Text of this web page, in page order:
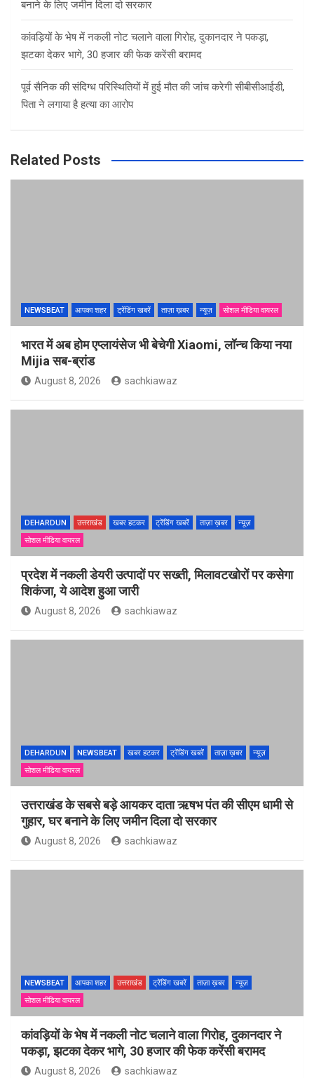
बनाने के लिए जमीन दिला दो सरकार
कांवड़ियों के भेष में नकली नोट चलाने वाला गिरोह, दुकानदार ने पकड़ा,
झटका देकर भागे, 30 हजार की फेक करेंसी बरामद
पूर्व सैनिक की संदिग्ध परिस्थितियों में हुई मौत की जांच करेगी सीबीसीआईडी,
पिता ने लगाया है हत्या का आरोप
Related Posts
NEWSBEAT आपका शहर ट्रेंडिंग खबरें ताज़ा ख़बर न्यूज़ सोशल मीडिया वायरल
भारत में अब होम एप्लायंसेज भी बेचेगी Xiaomi, लॉन्च किया नया
Mijia सब-ब्रांड
August 8, 2026 sachkiawaz
DEHARDUN उत्तराखंड खबर हटकर ट्रेंडिंग खबरें ताज़ा ख़बर
न्यूज़
सोशल मीडिया वायरल
प्रदेश में नकली डेयरी उत्पादों पर सख्ती, मिलावटखोरों पर कसेगा
शिकंजा, ये आदेश हुआ जारी
August 8, 2026 sachkiawaz
DEHARDUN NEWSBEAT खबर हटकर ट्रेंडिंग खबरें ताज़ा ख़बर
न्यूज़
सोशल मीडिया वायरल
उत्तराखंड के सबसे बड़े आयकर दाता ऋषभ पंत की सीएम धामी से
गुहार, घर बनाने के लिए जमीन दिला दो सरकार
August 8, 2026 sachkiawaz
NEWSBEAT आपका शहर उत्तराखंड ट्रेंडिंग खबरें ताज़ा ख़बर
न्यूज़
सोशल मीडिया वायरल
कांवड़ियों के भेष में नकली नोट चलाने वाला गिरोह, दुकानदार ने
पकड़ा, झटका देकर भागे, 30 हजार की फेक करेंसी बरामद
August 8, 2026 sachkiawaz